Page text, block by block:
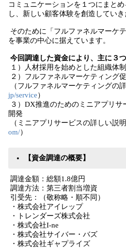
コミュニケーションを１つにまと
し、新しい顧客体験を創造していき
そのために「フルファネルマーケ
を事業の中心に据えています。
今回調達した資金により、主に３
１）人材採用を始めとした組織体
２）フルファネルマーケティング
（フルファネルマーケティングの
jp/service）
３）DX推進のためのミニアプリ
開発
（ミニアプリサービスの詳しい説明
om/）
【資金調達の概要】
調達金額：総額1.8億円
調達方法：第三者割当増資
引受先：（敬称略・順不同）
・株式会社アイレップ
・トレンダーズ株式会社
・株式会社I‐ne
・株式会社サイバー・バズ
・株式会社ギャプライズ